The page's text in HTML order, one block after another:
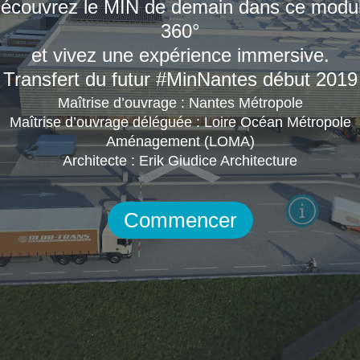
le MIN de demain dans ce
360°
et vivez une expérience immersive.
Transfert du futur #MinNantes début 2019
Maîtrise d’ouvrage : Nantes Métropole
Maîtrise d’ouvrage déléguée : Loire Océan Métropole
Aménagement (LOMA)
Architecte : Erik Giudice Architecture
Commencer
Explorer